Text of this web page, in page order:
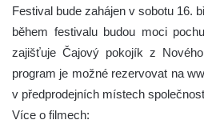
Festival bude zahájen v sobotu 16.
během festivalu budou moci
zajišťuje Čajový pokojík z
program je možné rezervovat na
v předprodejních místech
Více o filmech: